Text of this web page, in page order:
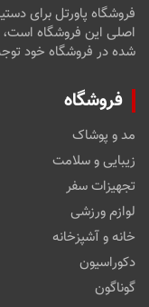
فروشگاه پاورتل برای
اصلی این فروشگاه است،
شده در فروشگاه خود
فروشگاه
مد و پوشاک
زیبایی و سلامت
تجهیزات سفر
لوازم ورزشی
خانه و آشپزخانه
دکوراسیون
گوناگون